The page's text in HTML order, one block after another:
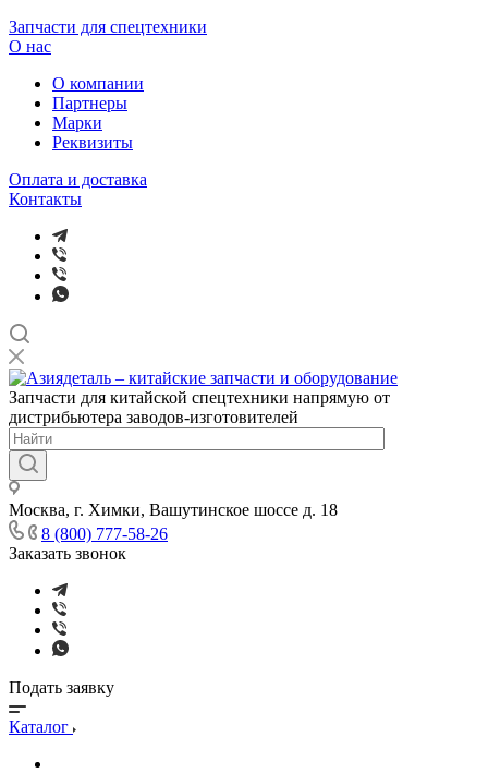
Запчасти для спецтехники
О нас
О компании
Партнеры
Марки
Реквизиты
Оплата и доставка
Контакты
Запчасти для китайской спецтехники напрямую от
дистрибьютера заводов-изготовителей
Москва, г. Химки, Вашутинское шоссе д. 18
8 (800) 777-58-26
Заказать звонок
Подать заявку
Каталог